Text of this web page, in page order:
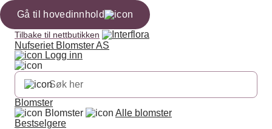
Gå til hovedinnhold
Tilbake til nettbutikken
Nufseriet Blomster AS
Logg inn
Blomster
Blomster
Alle blomster
Bestselgere